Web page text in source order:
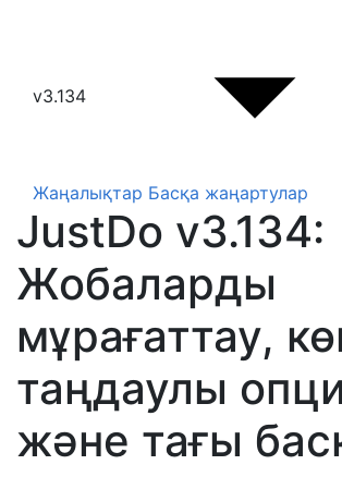
v3.134
Жаңалықтар Басқа жаңартулар
JustDo v3.134:
Жобаларды
мұрағаттау,
таңдаулы
және тағы